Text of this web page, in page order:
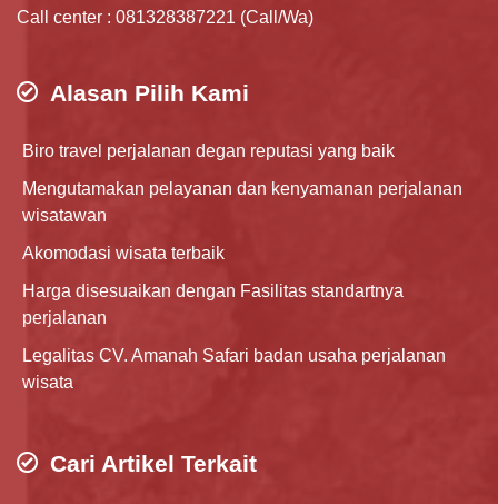
Call center : 081328387221 (Call/Wa)
Alasan Pilih Kami
Biro travel perjalanan degan reputasi yang baik
Mengutamakan pelayanan dan kenyamanan perjalanan
wisatawan
Akomodasi wisata terbaik
Harga disesuaikan dengan Fasilitas standartnya
perjalanan
Legalitas CV. Amanah Safari badan usaha perjalanan
wisata
Cari Artikel Terkait